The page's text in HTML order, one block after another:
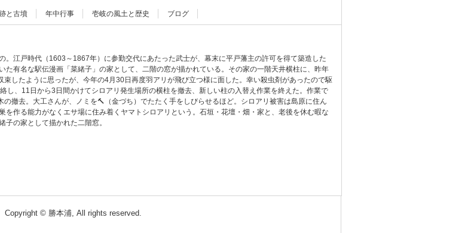
と古墳 年中行事 壱岐の風土と歴史 ブログ
。江戸時代（1603～1867年）に参勤交代にあたった武士が、幕末に平戸藩主の許可を得て築造した
た有名な駅伝漫画「菜緒子」の家として、二階の窓が描かれている。その家の一階天井横柱に、昨年
したように思ったが、今年の4月30日再度羽アリが飛び立つ様に面した。幸い殺虫剤があったので駆
し、11日から3日間かけてシロアリ発生場所の横柱を撤去、新しい柱の入替え作業を終えた。作業で
撤去。大工さんが、ノミを🔨（金づち）でたたく手をしびらせるほど。シロアリ被害は島原に住ん
作る能力がなくエサ場に住み着くヤマトシロアリという。石垣・花壇・畑・家と、老後を休む暇な
子の家として描かれた二階窓。
Copyright © 勝本浦, All rights reserved.